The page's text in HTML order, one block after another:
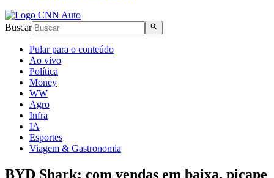
Buscar
Pular para o conteúdo
Ao vivo
Política
Money
WW
Agro
Infra
IA
Esportes
Viagem & Gastronomia
BYD Shark: com vendas em baixa, picape